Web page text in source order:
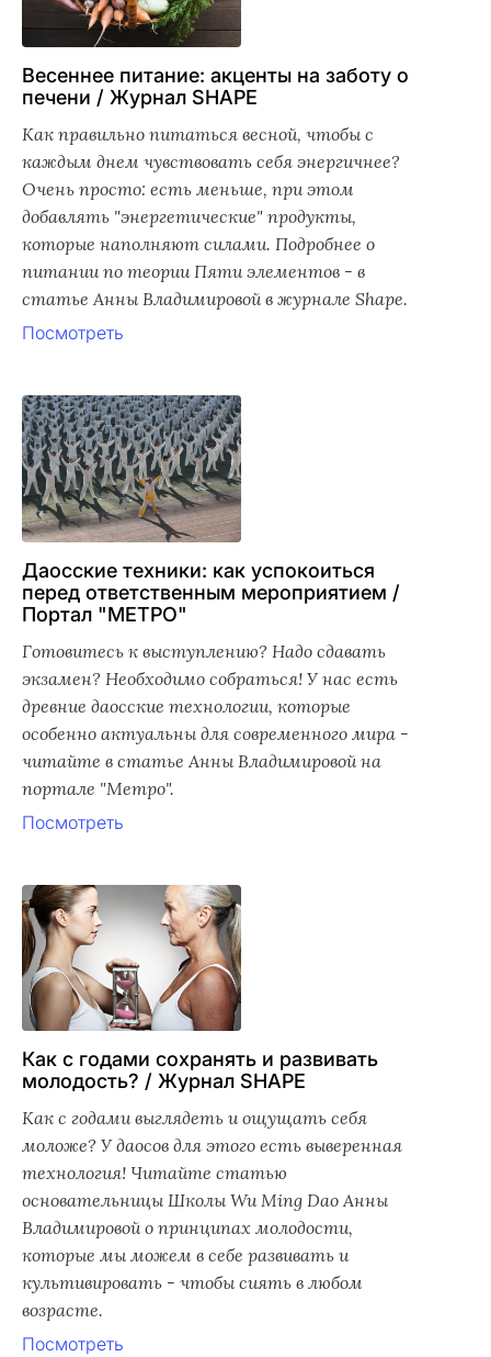
Весеннее питание: акценты на заботу о
печени / Журнал SHAPE
Как правильно питаться весной, чтобы с
каждым днем чувствовать себя энергичнее?
Очень просто: есть меньше, при этом
добавлять "энергетические" продукты,
которые наполняют силами. Подробнее о
питании по теории Пяти элементов - в
статье Анны Владимировой в журнале Shape.
Посмотреть
Даосские техники: как успокоиться
перед ответственным мероприятием /
Портал "МЕТРО"
Готовитесь к выступлению? Надо сдавать
экзамен? Необходимо собраться! У нас есть
древние даосские технологии, которые
особенно актуальны для современного мира -
читайте в статье Анны Владимировой на
портале "Метро".
Посмотреть
Как с годами сохранять и развивать
молодость? / Журнал SHAPE
Как с годами выглядеть и ощущать себя
моложе? У даосов для этого есть выверенная
технология! Читайте статью
основательницы Школы Wu Ming Dao Анны
Владимировой о принципах молодости,
которые мы можем в себе развивать и
культивировать - чтобы сиять в любом
возрасте.
Посмотреть